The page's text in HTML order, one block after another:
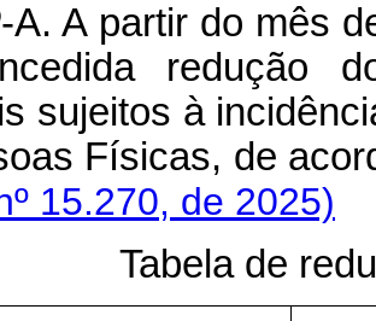
A. A partir do mês
redução
sujeitos à
Físicas, de
15.270, de 2025)
Tabela de